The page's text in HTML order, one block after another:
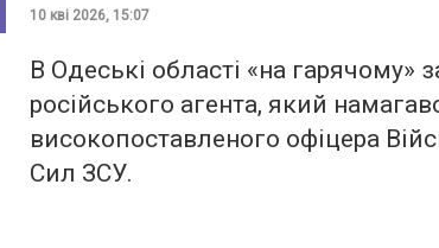
10 кві 2026, 15:07
В Одеські області «на гарячому»
російського агента, який
високопоставленого офіцера
Сил ЗСУ.